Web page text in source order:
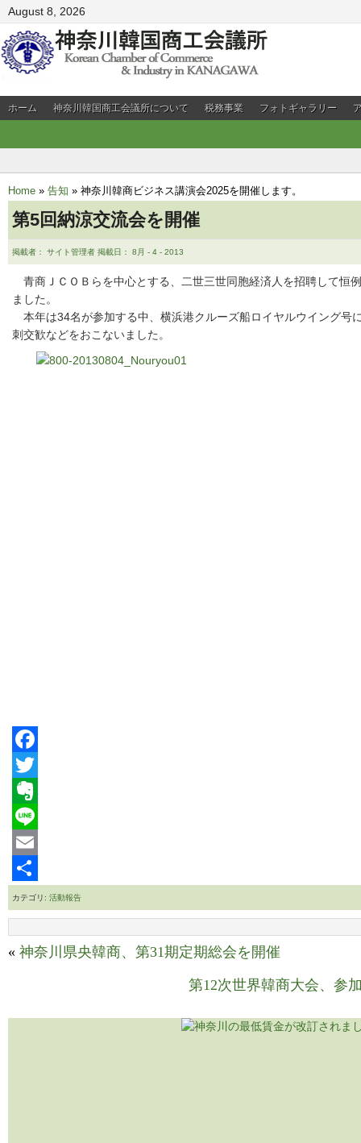
August 8, 2026
ホーム 神奈川韓国商工会議所について 税務事業 フォトギャラリー
Home » 告知 » 神奈川韓商ビジネス講演会2025を開催します。
第5回納涼交流会を開催
掲載者： サイト管理者 掲載日： 8月 - 4 - 2013
青商ＪＣＯＢらを中心とする、二世三世同胞経済人を招聘して恒
ました。
本年は34名が参加する中、横浜港クルーズ船ロイヤルウイング号
刺交歓などをおこないました。
Facebook
Twitter
Evernote
Line
Email
共
有
カテゴリ: 活動報告
« 神奈川県央韓商、第31期定期総会を開催
第12次世界韓商大会、参